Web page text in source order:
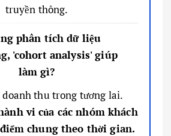
truyền thông.
phân tích dữ liệu
'cohort analysis' giúp
làm gì?
doanh thu trong tương lai.
vi của các nhóm khách
chung theo thời gian.